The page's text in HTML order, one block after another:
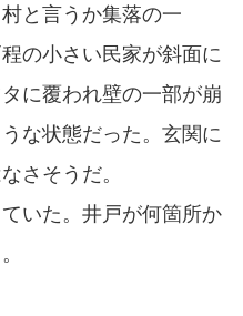
と言うか集落の一
の小さい民家が斜面に
に覆われ壁の一部が崩
な状態だった。玄関に
さそうだ。
いた。井戸が何箇所か